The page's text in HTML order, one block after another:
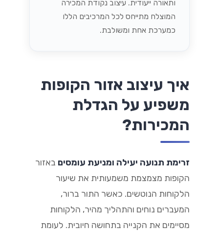
ותאורה ייעודית. עיצוב נקודת המכירה
המוצלח מתייחס לכל המרכיבים הללו
כמערכת אחת ומשולבת.
איך עיצוב אזור הקופות
משפיע על הגדלת
המכירות?
זרימת תנועה יעילה ומניעת עומסים באזור
הקופות מצמצמת משמעותית את שיעור
הלקוחות הנוטשים. כאשר התור ברור,
המעברים נוחים והתהליך מהיר, הלקוחות
מסיימים את הקנייה בתחושה חיובית. לעומת